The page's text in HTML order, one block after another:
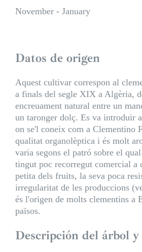
November - January
Datos de origen
Aquest cultivar correspon al
a finals del segle XIX a Algèria,
encreuament natural entre un
un taronger dolç. Es va introduir
on se'l coneix com a Clementino
qualitat organolèptica i és molt
varia segons el patró sobre el
tingut poc recorregut comercial a
petita dels fruits, la seva poca
irregularitat de les produccions
és l'origen de molts clementins a
països.
Descripción del árbol